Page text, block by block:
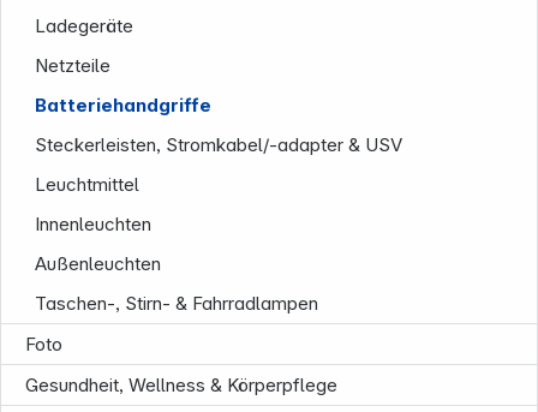
Ladegeräte
Netzteile
Batteriehandgriffe
Steckerleisten, Stromkabel/-adapter & USV
Leuchtmittel
Innenleuchten
Außenleuchten
Taschen-, Stirn- & Fahrradlampen
Foto
Gesundheit, Wellness & Körperpflege
Service